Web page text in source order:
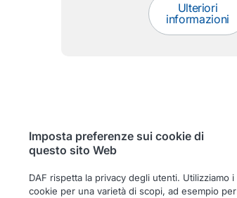
Ulteriori
informazioni
Imposta preferenze sui cookie di
questo sito Web
DAF rispetta la privacy degli utenti. Utilizziamo i
cookie per una varietà di scopi, ad esempio per